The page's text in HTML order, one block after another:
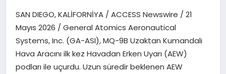
SAN DIEGO, KALİFORNİYA / ACCESS Newswire / 21
Mayıs 2026 / General Atomics Aeronautical
Systems, Inc. (GA-ASI), MQ-9B Uzaktan Kumandalı
Hava Aracını ilk kez Havadan Erken Uyarı (AEW)
podları ile uçurdu. Uzun süredir beklenen AEW